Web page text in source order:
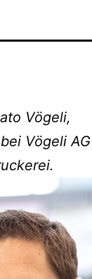
Vögeli,
Vögeli